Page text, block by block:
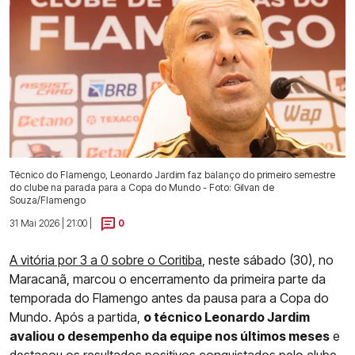
Técnico do Flamengo, Leonardo Jardim faz balanço do primeiro semestre
do clube na parada para a Copa do Mundo - Foto: Gilvan de
Souza/Flamengo
31 Mai 2026 | 21:00 |
0
A vitória por 3 a 0 sobre o Coritiba , neste sábado (30), no
Maracanã, marcou o encerramento da primeira parte da
temporada do Flamengo antes da pausa para a Copa do
Mundo. Após a partida, o técnico Leonardo Jardim
avaliou o desempenho da equipe nos últimos meses e